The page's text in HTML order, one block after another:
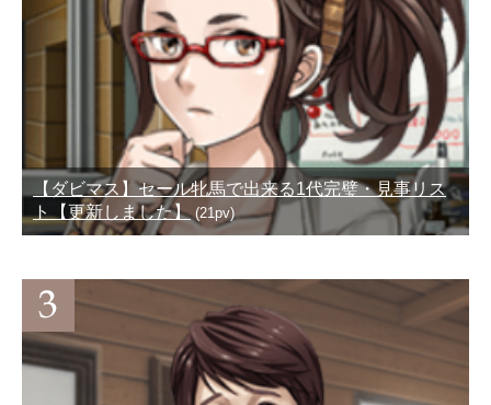
【ダビマス】セール牝馬で出来る1代完璧・見事リス
ト【更新しました】(21pv)